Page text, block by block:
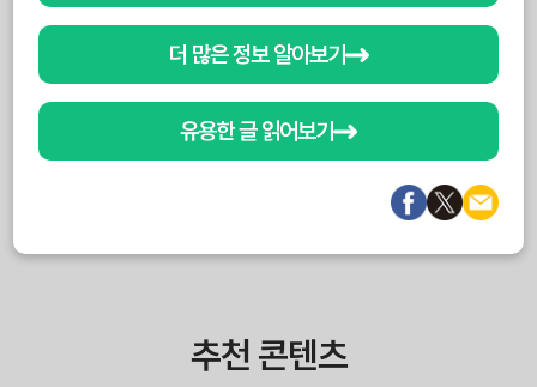
더 많은 정보 알아보기
유용한 글 읽어보기
추천 콘텐츠